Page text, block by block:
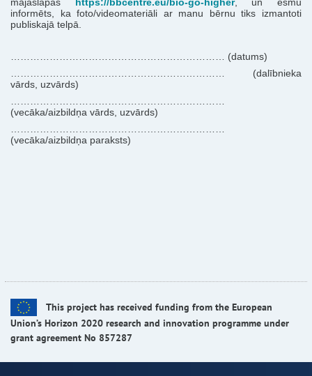
mājaslapas https://bbcentre.eu/bio-go-higher, un esmu
informēts, ka foto/videomateriāli ar manu bērnu tiks izmantoti
publiskajā telpā.
………………………………………………………… (datums)
………………………………………………………… (dalībnieka
vārds, uzvārds)
…………………………………………………………
(vecāka/aizbildņa vārds, uzvārds)
…………………………………………………………
(vecāka/aizbildņa paraksts)
This project has received funding from the European
Union’s Horizon 2020 research and innovation programme under
grant agreement No 857287